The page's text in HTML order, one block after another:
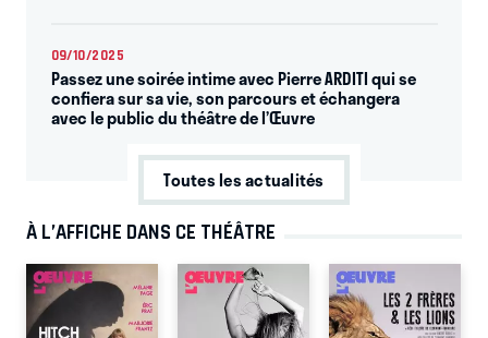
09/10/2025
Passez une soirée intime avec Pierre ARDITI qui se
confiera sur sa vie, son parcours et échangera
avec le public du théâtre de l’Œuvre
Toutes les actualités
À L’AFFICHE DANS CE THÉÂTRE